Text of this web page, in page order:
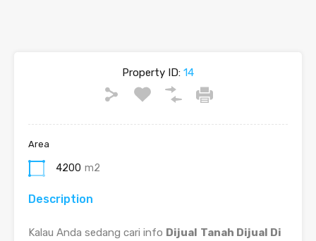
Property ID: 14
Area
4200 m2
Description
Kalau Anda sedang cari info Dijual Tanah Dijual Di